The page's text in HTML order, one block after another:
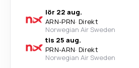
lör 22 aug.
ARN-PRN· Direkt
Norwegian Air Sweden
tis 25 aug.
PRN-ARN· Direkt
Norwegian Air Sweden